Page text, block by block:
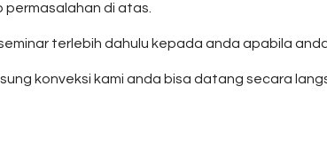
di atas.
terlebih dahulu kepada anda apabila
konveksi kami anda bisa datang secara